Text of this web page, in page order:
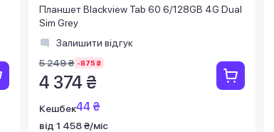
Планшет Blackview Tab 60 6/128GB 4G Dual
Sim Grey
Залишити відгук
5 249 ₴ -875 ₴
4 374 ₴
Кешбек44 ₴
від 1 458 ₴/міс